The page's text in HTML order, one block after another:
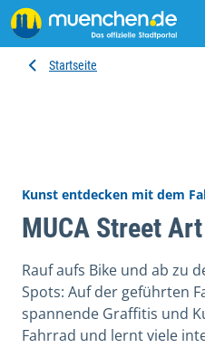
Startseite
Kunst entdecken mit dem
MUCA Street
Rauf aufs Bike und ab zu
Spots: Auf der geführten
spannende Graffitis und
Fahrrad und lernt viele